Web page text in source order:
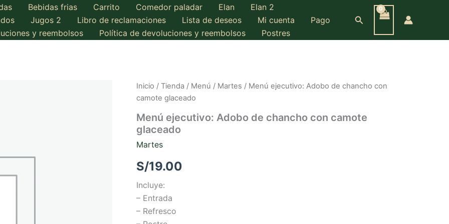
Bebidas frias Carrito Comedor paladar Elan
Elan 2
Jugos 2 Libro de reclamaciones Lista de deseos Mi cuenta
Pago
y reembolsos Política de devoluciones y reembolsos Postres
Buscar
Inicio / Tienda / Menú / Martes / Menú ejecutivo: Adobo de chancho con
camote glaceado
Menú ejecutivo: Adobo de chancho con camote
glaceado
Martes
S/19.00
Incluye:
– Entrada
– Refresco
de
chancho